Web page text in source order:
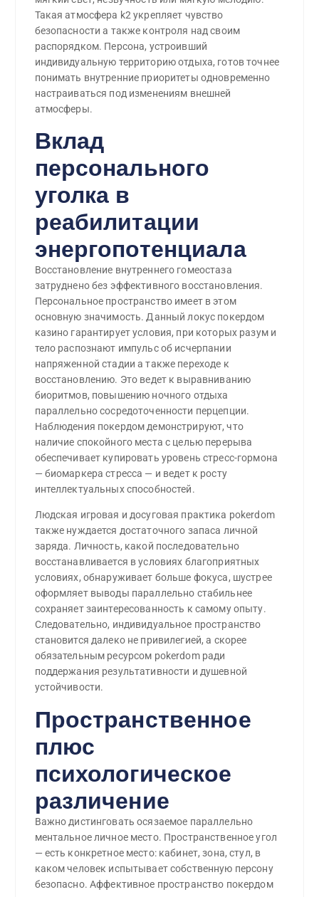
Такая атмосфера k2 укрепляет чувство
безопасности а также контроля над своим
распорядком. Персона, устроивший
индивидуальную территорию отдыха, готов точнее
понимать внутренние приоритеты одновременно
настраиваться под изменениям внешней
атмосферы.
Вклад
персонального
уголка в
реабилитации
энергопотенциала
Восстановление внутреннего гомеостаза
затруднено без эффективного восстановления.
Персональное пространство имеет в этом
основную значимость. Данный локус покердом
казино гарантирует условия, при которых разум и
тело распознают импульс об исчерпании
напряженной стадии а также переходе к
восстановлению. Это ведет к выравниванию
биоритмов, повышению ночного отдыха
параллельно сосредоточенности перцепции.
Наблюдения покердом демонстрируют, что
наличие спокойного места с целью перерыва
обеспечивает купировать уровень стресс-гормона
— биомаркера стресса — и ведет к росту
интеллектуальных способностей.
Людская игровая и досуговая практика pokerdom
также нуждается достаточного запаса личной
заряда. Личность, какой последовательно
восстанавливается в условиях благоприятных
условиях, обнаруживает больше фокуса, шустрее
оформляет выводы параллельно стабильнее
сохраняет заинтересованность к самому опыту.
Следовательно, индивидуальное пространство
становится далеко не привилегией, а скорее
обязательным ресурсом pokerdom ради
поддержания результативности и душевной
устойчивости.
Пространственное
плюс
психологическое
различение
Важно дистинговать осязаемое параллельно
ментальное личное место. Пространственное угол
— есть конкретное место: кабинет, зона, стул, в
каком человек испытывает собственную персону
безопасно. Аффективное пространство покердом